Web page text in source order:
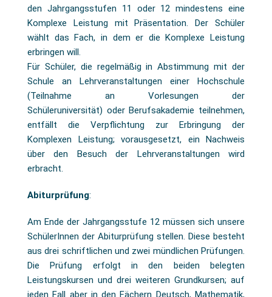
den Jahrgangsstufen 11 oder 12 mindestens eine
Komplexe Leistung mit Präsentation. Der Schüler
wählt das Fach, in dem er die Komplexe Leistung
erbringen will.
Für Schüler, die regelmäßig in Abstimmung mit der
Schule an Lehrveranstaltungen einer Hochschule
(Teilnahme an Vorlesungen der
Schüleruniversität) oder Berufsakademie teilnehmen,
entfällt die Verpflichtung zur Erbringung der
Komplexen Leistung; vorausgesetzt, ein Nachweis
über den Besuch der Lehrveranstaltungen wird
erbracht.
Abiturprüfung:
Am Ende der Jahrgangsstufe 12 müssen sich unsere
SchülerInnen der Abiturprüfung stellen. Diese besteht
aus drei schriftlichen und zwei mündlichen Prüfungen.
Die Prüfung erfolgt in den beiden belegten
Leistungskursen und drei weiteren Grundkursen; auf
jeden Fall aber in den Fächern Deutsch, Mathematik,